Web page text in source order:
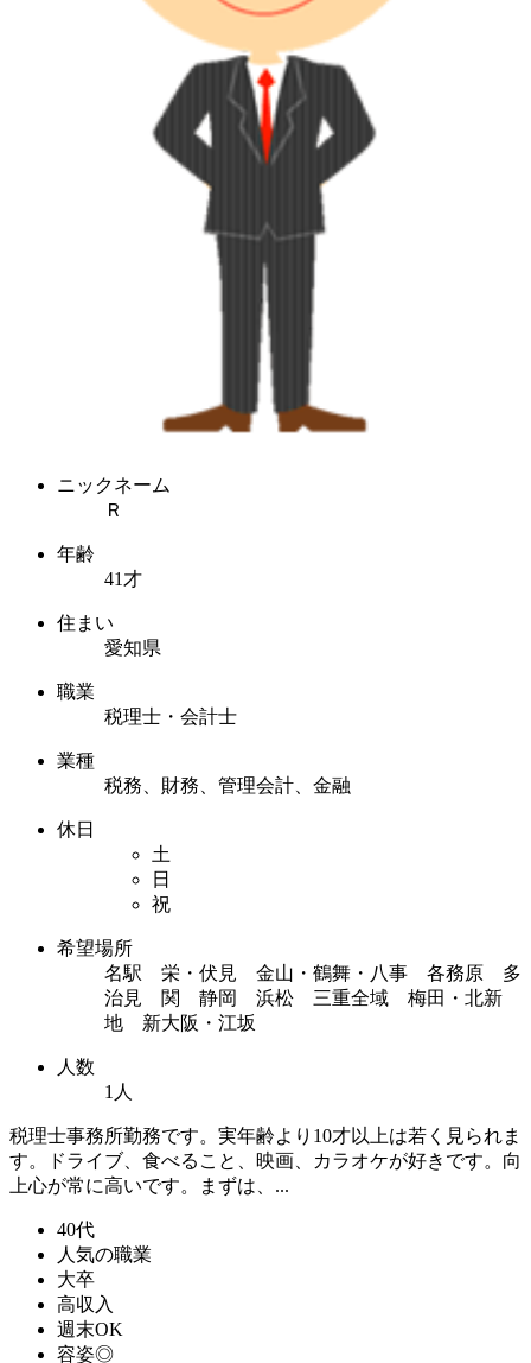
ニックネーム
Ｒ
年齢
41才
住まい
愛知県
職業
税理士・会計士
業種
税務、財務、管理会計、金融
休日
土
日
祝
希望場所
名駅 栄・伏見 金山・鶴舞・八事 各務原 多
治見 関 静岡 浜松 三重全域 梅田・北新
地 新大阪・江坂
人数
1人
税理士事務所勤務です。実年齢より10才以上は若く見られま
す。ドライブ、食べること、映画、カラオケが好きです。向
上心が常に高いです。まずは、...
40代
人気の職業
大卒
高収入
週末OK
容姿◎